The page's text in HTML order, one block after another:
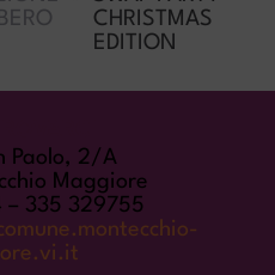
CHRISTMAS
EDITION
Paolo, 2/A
Maggiore
– 335 329755